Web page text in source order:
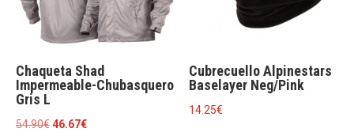
Chaqueta Shad
Impermeable-Chubasquero
Gris L
54.90€El
46.67€El
Cubrecuello Alpinestars
Baselayer Neg/Pink
14.25€